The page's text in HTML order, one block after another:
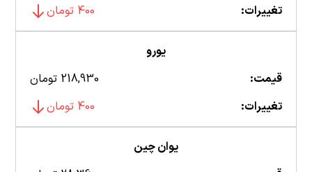
تغییرات:
400 تومان
یورو
قیمت:
218,930 تومان
تغییرات:
400 تومان
یوان چین